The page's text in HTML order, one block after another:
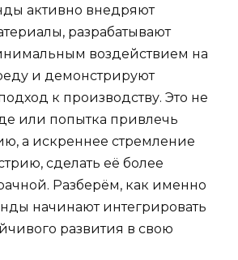
активно внедряют
разрабатывают
воздействием на
и демонстрируют
к производству. Это не
или попытка привлечь
а искреннее стремление
сделать её более
Разберём, как именно
начинают интегрировать
развития в свою